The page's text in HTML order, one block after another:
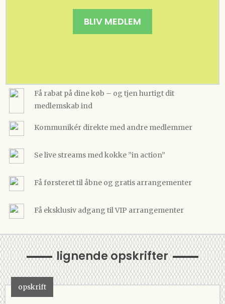
BLIV MEDLEM
Få rabat på dine køb – og tjen hurtigt dit
medlemskab ind
Kommunikér direkte med andre medlemmer
Se live streams med kokke ”in action”
Få førsteret til åbne og gratis arrangementer
Få eksklusiv adgang til VIP arrangementer
lignende opskrifter
opskrift